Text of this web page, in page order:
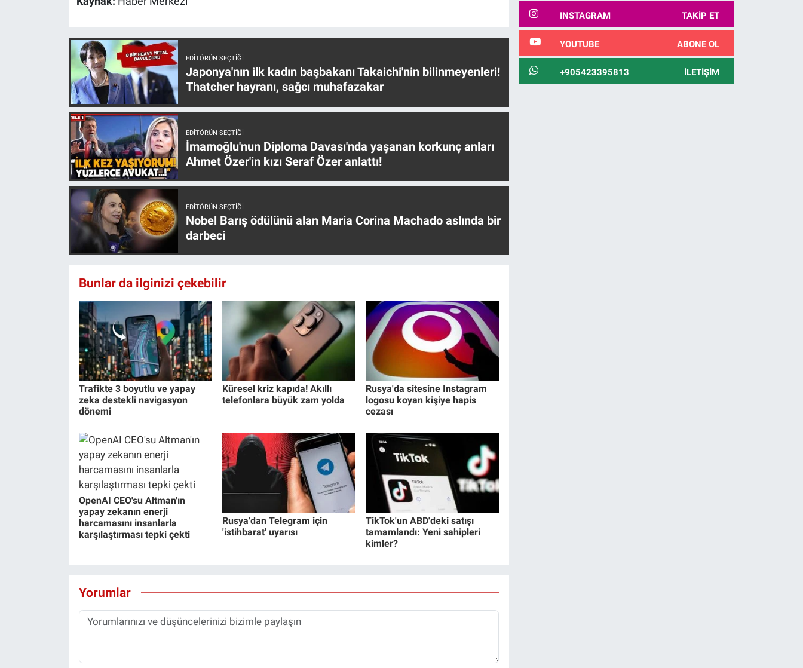
EDITÖRÜN SEÇTIĞI
Japonya'nın ilk kadın başbakanı Takaichi'nin bilinmeyenleri!
Thatcher hayranı, sağcı muhafazakar
EDITÖRÜN SEÇTIĞI
İmamoğlu'nun Diploma Davası'nda yaşanan korkunç anları
Ahmet Özer'in kızı Seraf Özer anlattı!
EDITÖRÜN SEÇTIĞI
Nobel Barış ödülünü alan Maria Corina Machado aslında bir
darbeci
Bunlar da ilginizi çekebilir
Trafikte 3 boyutlu ve yapay
zeka destekli navigasyon
dönemi
Küresel kriz kapıda! Akıllı
telefonlara büyük zam yolda
Rusya'da sitesine Instagram
logosu koyan kişiye hapis
cezası
OpenAI CEO'su Altman'ın
yapay zekanın enerji
harcamasını insanlarla
karşılaştırması tepki çekti
Rusya'dan Telegram için
'istihbarat' uyarısı
TikTok'un ABD'deki satışı
tamamlandı: Yeni sahipleri
kimler?
Yorumlar
INSTAGRAM TAKIP ET
YOUTUBE ABONE OL
+905423395813 İLETIŞIM
Türkiye'nin Geleceği
Türkiye'nin Gündemi
Yerel Gündem
Yerel Yaşam
Canlı Yayın